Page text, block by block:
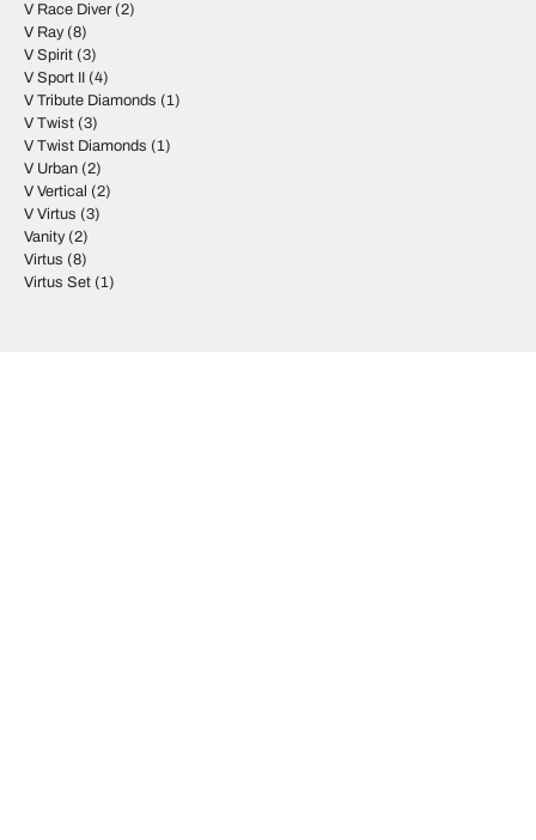
V Race Diver (2)
V Ray(8)
V Spirit (3)
V Sport II (4)
V Tribute Diamonds (1)
V Twist (3)
V Twist Diamonds (1)
V Urban (2)
V Vertical (2)
V Virtus (3)
Vanity(2)
Virtus (8)
Virtus Set (1)